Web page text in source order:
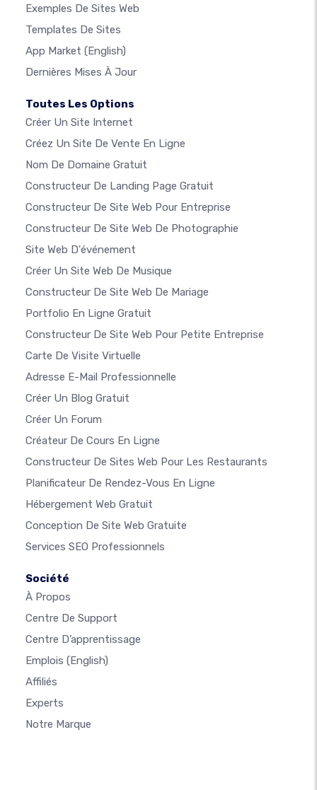
Exemples De Sites Web
Templates De Sites
App Market (English)
Dernières Mises À Jour
Toutes Les Options
Créer Un Site Internet
Créez Un Site De Vente En Ligne
Nom De Domaine Gratuit
Constructeur De Landing Page Gratuit
Constructeur De Site Web Pour Entreprise
Constructeur De Site Web De Photographie
Site Web D'événement
Créer Un Site Web De Musique
Constructeur De Site Web De Mariage
Portfolio En Ligne Gratuit
Constructeur De Site Web Pour Petite Entreprise
Carte De Visite Virtuelle
Adresse E-Mail Professionnelle
Créer Un Blog Gratuit
Créer Un Forum
Créateur De Cours En Ligne
Constructeur De Sites Web Pour Les Restaurants
Planificateur De Rendez-Vous En Ligne
Hébergement Web Gratuit
Conception De Site Web Gratuite
Services SEO Professionnels
Société
À Propos
Centre De Support
Centre D’apprentissage
Emplois (English)
Affiliés
Experts
Notre Marque